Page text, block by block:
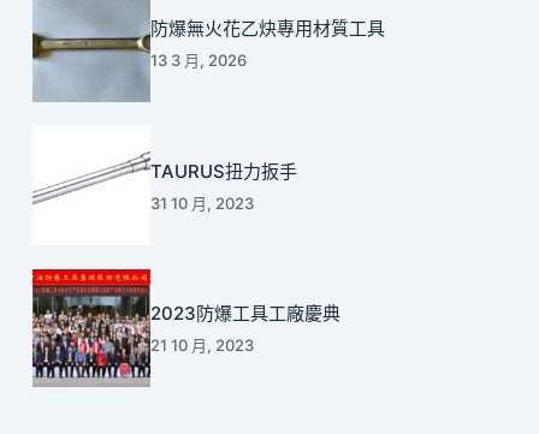
防爆無火花乙炔專用材質工具
13 3 月, 2026
TAURUS扭力扳手
31 10 月, 2023
2023防爆工具工廠慶典
21 10 月, 2023